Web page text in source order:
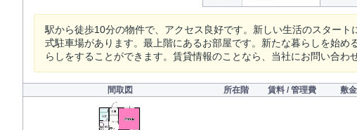
駅から徒歩10分の物件で、アクセス良好です。新しい生活のスター
式駐車場があります。最上階にあるお部屋です。新たな暮らしを始
らしをすることができます。賃貸情報のことなら、当社にお問い合わ
間取図 所在階 賃料 / 管理費 敷金